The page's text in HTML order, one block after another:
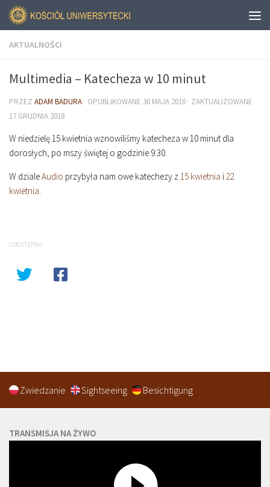
AKTUALNOŚCI
Multimedia – Katecheza w 10 minut
PRZEZ ADAM BADURA · OPUBLIKOWANE 30 MAJA 2018 · ZAKTUALIZOWANE
17 GRUDNIA 2018
W niedzielę 15 kwietnia wznowiliśmy katecheza w 10 minut dla
dorosłych, po mszy świętej o godzinie 9:30.
W dzialeAudio przybyła nam owe katechezy z15 kwietnia i22
kwietnia.
UDOSTĘPNIJ
Zwiedzanie Sightseeing Besichtigung
TRANSMISJA NA ŻYWO